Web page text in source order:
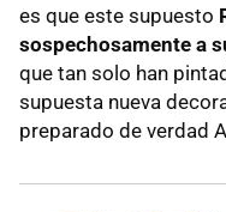
es que este supuesto
sospechosamente a
que tan solo han
supuesta nueva
preparado de verdad